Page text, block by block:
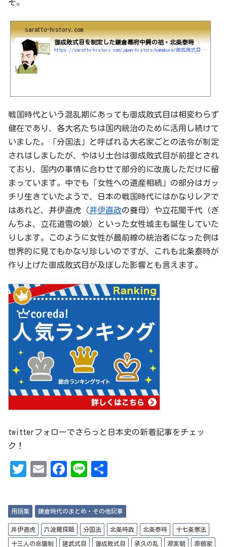
ぞ。
saratto-history.com
御成敗式目を制定した鎌倉幕府中興の祖・北条泰時
https://saratto-history.com/japan-history/kamakura/御成敗式目を制定した鎌倉幕府中興の祖・北条泰
戦国時代という混乱期にあっても御成敗式目は相変わらず
健在であり、各大名たちは国内統治のために活用し続けて
いました。「分国法」と呼ばれる大名家ごとの法令が制定
されはしましたが、やはり土台は御成敗式目が前提とされ
ており、国内の事情に合わせて部分的に改廃しただけに留
まっています。中でも「女性への遺産相続」の部分はガッ
チリ生きていたようで、日本の戦国時代にはかなりレアで
はあれど、井伊直虎（井伊直政の養母）や立花誾千代（ぎ
んちよ、立花道雪の娘）といった女性城主も誕生していた
りします。このように女性が最前線の統治者になった例は
世界的に見てもかなり珍しいのですが、これも北条泰時が
作り上げた御成敗式目が及ぼした影響とも言えます。
twitterフォローでさらっと日本史の新着記事をチェッ
ク！
T
it
te
r
Em
l
Fa
bo
ok
Li
用語集 鎌倉時代のまとめ・その他記事
井伊直虎 六波羅探題 分国法 北条時政 北条泰時 十七条憲法
十三人の合議制 建武式目 御成敗式目 承久の乱 源実朝 源頼家